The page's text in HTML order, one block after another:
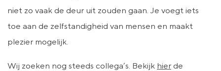
niet zo vaak de deur uit zouden gaan. Je voegt iets
toe aan de zelfstandigheid van mensen en maakt
plezier mogelijk.
Wij zoeken nog steeds collega’s. Bekijk hier de